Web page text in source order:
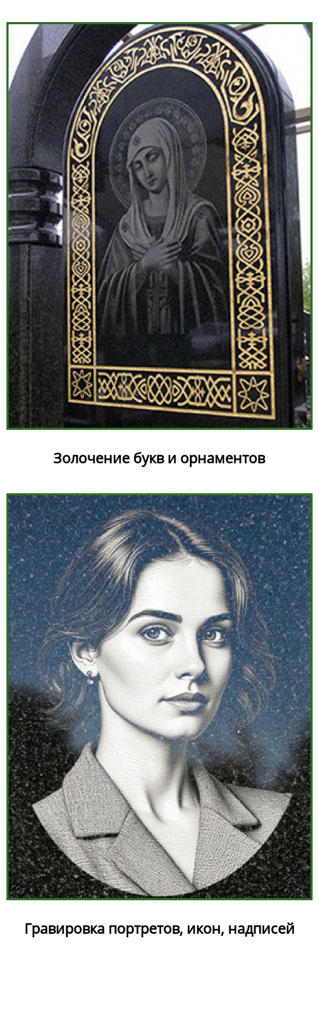
Золочение букв и орнаментов
Гравировка портретов, икон, надписей